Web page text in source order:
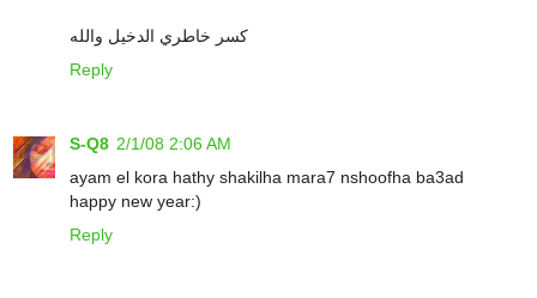
كسر خاطري الدخيل والله
Reply
S-Q8 2/1/08 2:06 AM
ayam el kora hathy shakilha mara7 nshoofha ba3ad
happy new year:)
Reply